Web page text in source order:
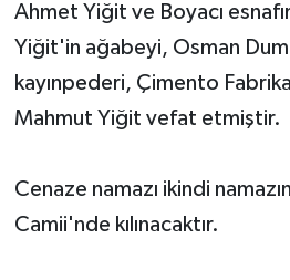
Ahmet Yiğit ve Boyacı
Yiğit'in ağabeyi, Osman
kayınpederi, Çimento
Mahmut Yiğit vefat etmiştir.
Cenaze namazı ikindi
Camii'nde kılınacaktır.